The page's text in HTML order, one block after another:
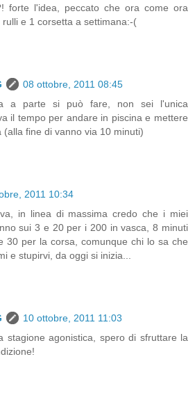
forte l'idea, peccato che ora come ora
e 1 corsetta a settimana:-(
08 ottobre, 2011 08:45
a parte si può fare, non sei l'unica
il tempo per andare in piscina e mettere
(alla fine di vanno via 10 minuti)
2011 10:34
in linea di massima credo che i miei
sui 3 e 20 per i 200 in vasca, 8 minuti
30 per la corsa, comunque chi lo sa che
e stupirvi, da oggi si inizia...
10 ottobre, 2011 11:03
stagione agonistica, spero di sfruttare la